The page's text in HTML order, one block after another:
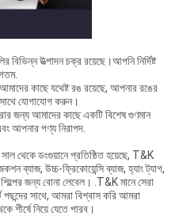
বিভিন্ন উত্পাদন চক্র রয়েছে।আপনি নির্দিষ্ট
কাছে যথেষ্ট রঙ রয়েছে, আপনার রঙের
যোগাযোগ করুন।
জন্য আমাদের কাছে একটি বিশেষ গুণমান
আপনার পণ্য নিরাপদ.
থেকে ডংগুয়ানে প্রতিষ্ঠিত হয়েছে, T&K
ব্যাজ, উচ্চ-ফ্রিকোয়েন্সি ব্যাজ, হ্যাং ট্যাগ,
জন্য বোনা লেবেল। .T&K মানে সেরা
পছন্দের সাথে, আমরা বিশ্বাস করি আমরা
শীর্ষে নিয়ে যেতে পারব।